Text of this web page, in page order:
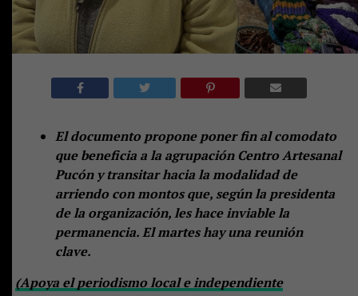
El documento propone poner fin al comodato
que beneficia a la agrupación Centro Artesanal
Pucón y transitar hacia la modalidad de
arriendo con montos que, según la presidenta
de la organización, les hace inviable la
permanencia. El martes hay una reunión
clave.
(Apoya el periodismo local e independiente